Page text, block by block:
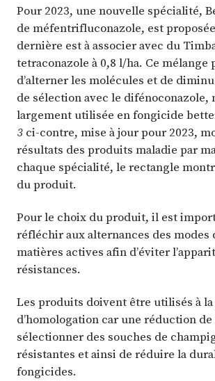
Pour 2023, une nouvelle spécialité,
de méfentrifluconazole, est
dernière est à associer avec du
tetraconazole à 0,8 l/ha. Ce mélange
d’alterner les molécules et de
de sélection avec le difénoconazole,
largement utilisée en fongicide
3 ci-contre, mise à jour pour 2023,
résultats des produits maladie par
chaque spécialité, le rectangle
du produit.
Pour le choix du produit, il est
réfléchir aux alternances des modes
matières actives afin d’éviter
résistances.
Les produits doivent être utilisés à
d’homologation car une réduction
sélectionner des souches de
résistantes et ainsi de réduire la
fongicides.